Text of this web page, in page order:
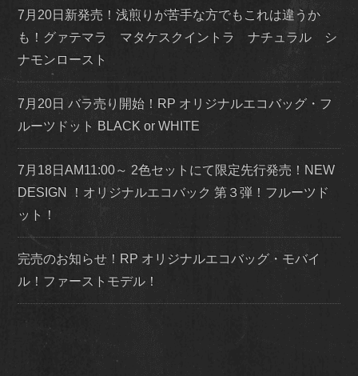
7月20日新発売！浅煎りが苦手な方でもこれは違うか
も！グァテマラ マタケスクイントラ ナチュラル シ
ナモンロースト
7月20日 バラ売り開始！RP オリジナルエコバッグ・フ
ルーツドット BLACK or WHITE
7月18日AM11:00～ 2色セットにて限定先行発売！NEW
DESIGN ！オリジナルエコバック 第３弾！フルーツド
ット！
完売のお知らせ！RP オリジナルエコバッグ・モバイ
ル！ファーストモデル！